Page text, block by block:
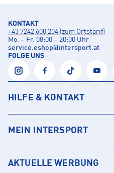
KONTAKT
+43 7242 600 204 (zum Ortstarif)
Mo. – Fr. 08:00 – 20:00 Uhr
service.eshop@intersport.at
FOLGE UNS
HILFE & KONTAKT
MEIN INTERSPORT
AKTUELLE WERBUNG